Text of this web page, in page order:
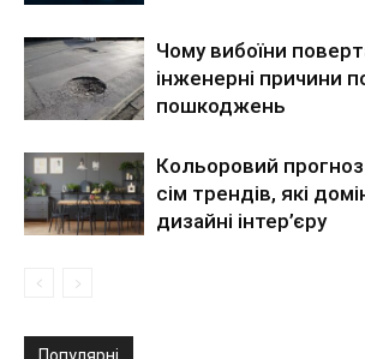
Чому вибоїни
інженерні причини
пошкоджень
Кольоровий прогноз
сім трендів, які
дизайні інтер’єру